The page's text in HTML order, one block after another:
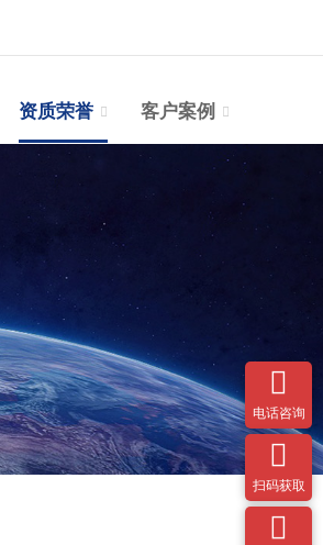
资质荣誉 客户案例

电话咨询

扫码获取
